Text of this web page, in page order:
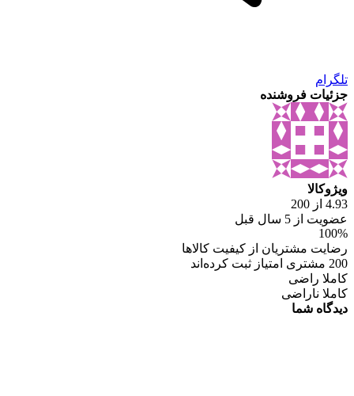
تلگرام
جزئیات فروشنده
ویژوکالا
4.93 از 200
عضویت از 5 سال قبل
100%
رضایت مشتریان از کیفیت کالاها
200 مشتری امتیاز ثبت کرده‌اند
کاملا راضی
کاملا ناراضی
دیدگاه شما